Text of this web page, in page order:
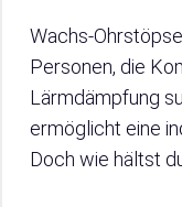
Wachs-
Personen, die
Lärmdämpfung
ermöglicht eine
Doch wie hältst